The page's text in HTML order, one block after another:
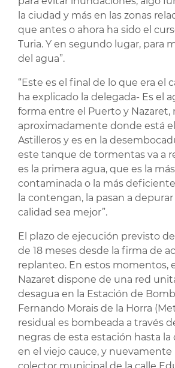
la ciudad y más en las zonas
que antes o ahora ha sido el
Turia. Y en segundo lugar, para
del agua”.
“Este es el final de lo que era el
ha explicado la delegada- Es el
forma entre el Puerto y Nazaret,
aproximadamente donde está
Astilleros y es en la
este tanque de tormentas va a
es la primera agua, que es la
contaminada o la más
la contengan, la pasan a
calidad sea mejor”.
El plazo de ejecución previsto
de 18 meses desde la firma de
replanteo. En estos momentos,
Nazaret dispone de una red
desagua en la Estación de
Fernando Morais de la Horra
residual es bombeada a través
negras de esta estación hasta la
en el viejo cauce, y nuevamente